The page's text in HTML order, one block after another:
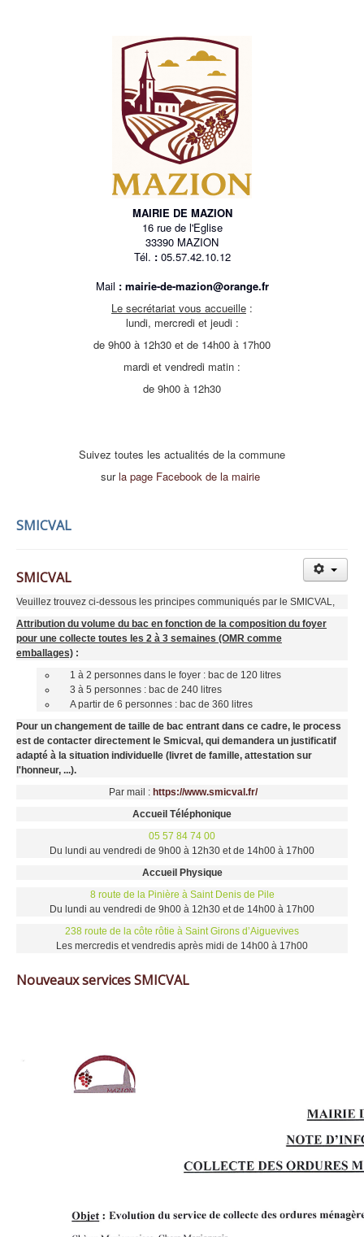
MAIRIE DE MAZION
16 rue de l'Eglise
33390 MAZION
Tél. :05.57.42.10.12
Mail : mairie-de-mazion@orange.fr
Le secrétariat vous accueille :
lundi, mercredi et jeudi :
de 9h00 à 12h30 et de 14h00 à 17h00
mardi et vendredi matin :
de 9h00 à 12h30
Suivez toutes les actualités de la commune
surla page Facebook de la mairie
SMICVAL
SMICVAL
Veuillez trouvez ci-dessous les principes communiqués par le SMICVAL,
Attribution du volume du bac en fonction de la composition du foyer
pour une collecte toutes les 2 à 3 semaines (OMR comme
emballages) :
1 à 2 personnes dans le foyer : bac de 120 litres
3 à 5 personnes : bac de 240 litres
A partir de 6 personnes : bac de 360 litres
Pour un changement de taille de bac entrant dans ce cadre, le process
est de contacter directement le Smicval, qui demandera un justificatif
adapté à la situation individuelle (livret de famille, attestation sur
l'honneur, ...).
Par mail : https://www.smicval.fr/
Accueil Téléphonique
05 57 84 74 00
Du lundi au vendredi de 9h00 à 12h30 et de 14h00 à 17h00
Accueil Physique
8 route de la Pinière à Saint Denis de Pile
Du lundi au vendredi de 9h00 à 12h30 et de 14h00 à 17h00
238 route de la côte rôtie à Saint Girons d’Aiguevives
Les mercredis et vendredis après midi de 14h00 à 17h00
Nouveaux services SMICVAL